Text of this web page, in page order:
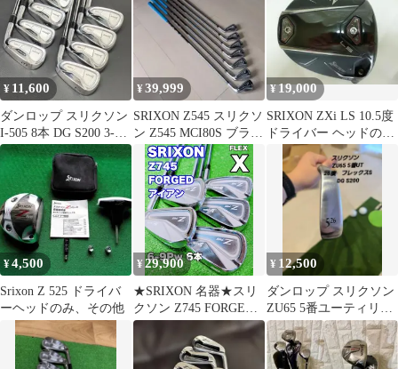
¥ 11,600
ダンロップ スリクソン
I-505 8本 DG S200 3-P
フォージド
¥39,999
SRIXON Z545 スリクソ
ン Z545 MCI80S ブラッ
ク 7本セット
¥19,000
SRIXON ZXi LS 10.5度
ドライバー ヘッドのみ
松山英樹
¥4,500
Srixon Z 525 ドライバ
ーヘッドのみ、その他
¥29,900
★SRIXON 名器★スリ
クソン Z745 FORGED
アイアン 5本セット
¥ 12,500
ダンロップ スリクソン
ZU65 5番ユーティリテ
ィ フレックス S